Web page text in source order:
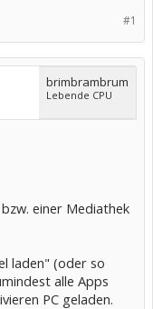
#1
brimbrambrum
Lebende CPU
einer Mediathek
laden" (oder so
alle Apps
PC geladen.